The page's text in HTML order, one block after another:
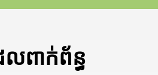
ពាក់ព័ន្ធ